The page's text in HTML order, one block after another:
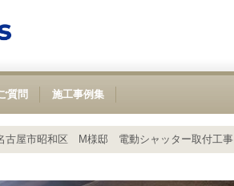
質問 施工事例集
古屋市昭和区 M様邸 電動シャッター取付工事